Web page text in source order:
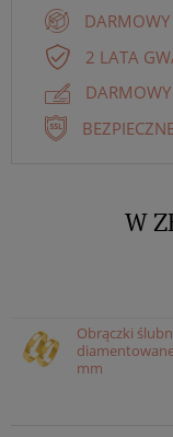
2 LATA
W
Obrączki
mm